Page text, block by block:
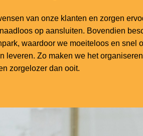
van onze klanten en zorgen
op aansluiten. Bovendien
waardoor we moeiteloos en snel
leveren. Zo maken we het
zorgelozer dan ooit.